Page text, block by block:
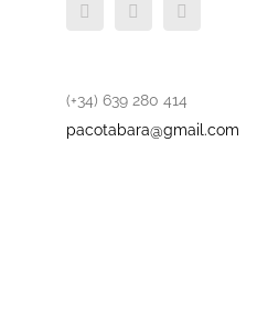
FacebookTwitter
(+34) 639 280 414
pacotabara@gmail.com